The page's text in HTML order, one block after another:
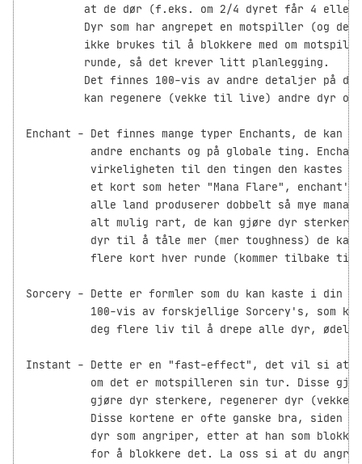
at de dør (f.eks. om 2/4 dyret får 4 eller
Dyr som har angrepet en motspiller (og
ikke brukes til å blokkere med om
         runde, så det krever litt planlegging.
Det finnes 100-vis av andre detaljer på
kan regenere (vekke til live) andre dyr
Enchant - Det finnes mange typer Enchants, de kan
andre enchants og på globale ting.
virkeligheten til den tingen den kastes
et kort som heter "Mana Flare", enchant'e
alle land produserer dobbelt så mye mana.
alt mulig rart, de kan gjøre dyr sterkere
dyr til å tåle mer (mer toughness) de kan
flere kort hver runde (kommer tilbake til
Sorcery - Dette er formler som du kan kaste i din
100-vis av forskjellige Sorcery's, som
deg flere liv til å drepe alle dyr,
Instant - Dette er en "fast-effect", det vil si at du
om det er motspilleren sin tur. Disse
gjøre dyr sterkere, regenerer dyr (vekke
Disse kortene er ofte ganske bra, siden
dyr som angriper, etter at han som
for å blokkere det. La oss si at du